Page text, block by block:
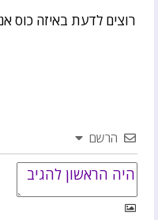
רוצים לדעת באיזה כוס
הרשם